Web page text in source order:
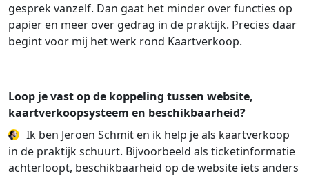
gesprek vanzelf. Dan gaat het minder over functies op
papier en meer over gedrag in de praktijk. Precies daar
begint voor mij het werk rond Kaartverkoop.
Loop je vast op de koppeling tussen website,
kaartverkoopsysteem en beschikbaarheid?
Ik ben Jeroen Schmit en ik help je als kaartverkoop
in de praktijk schuurt. Bijvoorbeeld als ticketinformatie
achterloopt, beschikbaarheid op de website iets anders